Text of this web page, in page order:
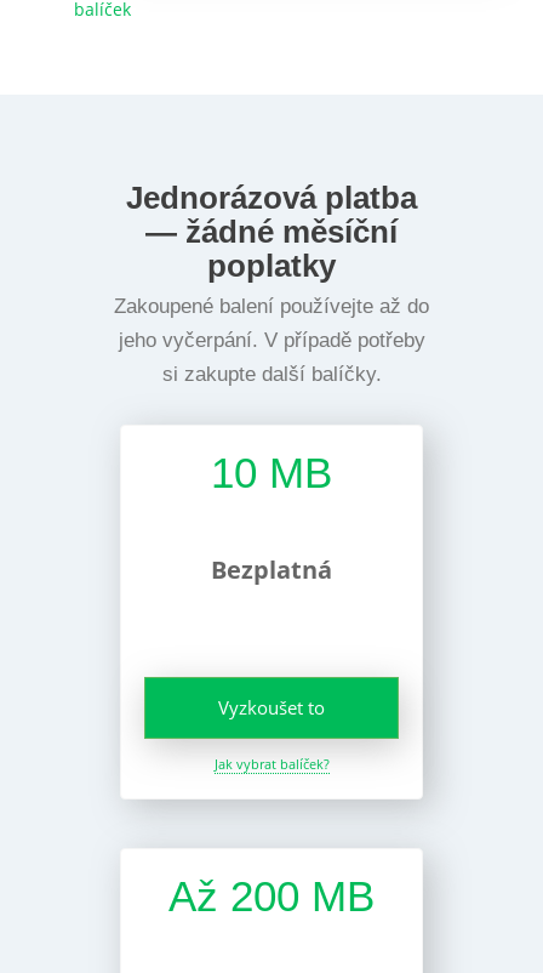
balíček
Jednorázová platba
— žádné měsíční
poplatky
Zakoupené balení používejte až do
jeho vyčerpání. V případě potřeby
si zakupte další balíčky.
10 MB
Bezplatná
Vyzkoušet to
Jak vybrat balíček?
Až 200 MB